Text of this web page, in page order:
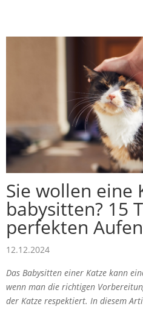
Sie wollen eine
babysitten? 15
perfekten
12.12.2024
Das Babysitten einer Katze kann
wenn man die richtigen
der Katze respektiert. In diesem